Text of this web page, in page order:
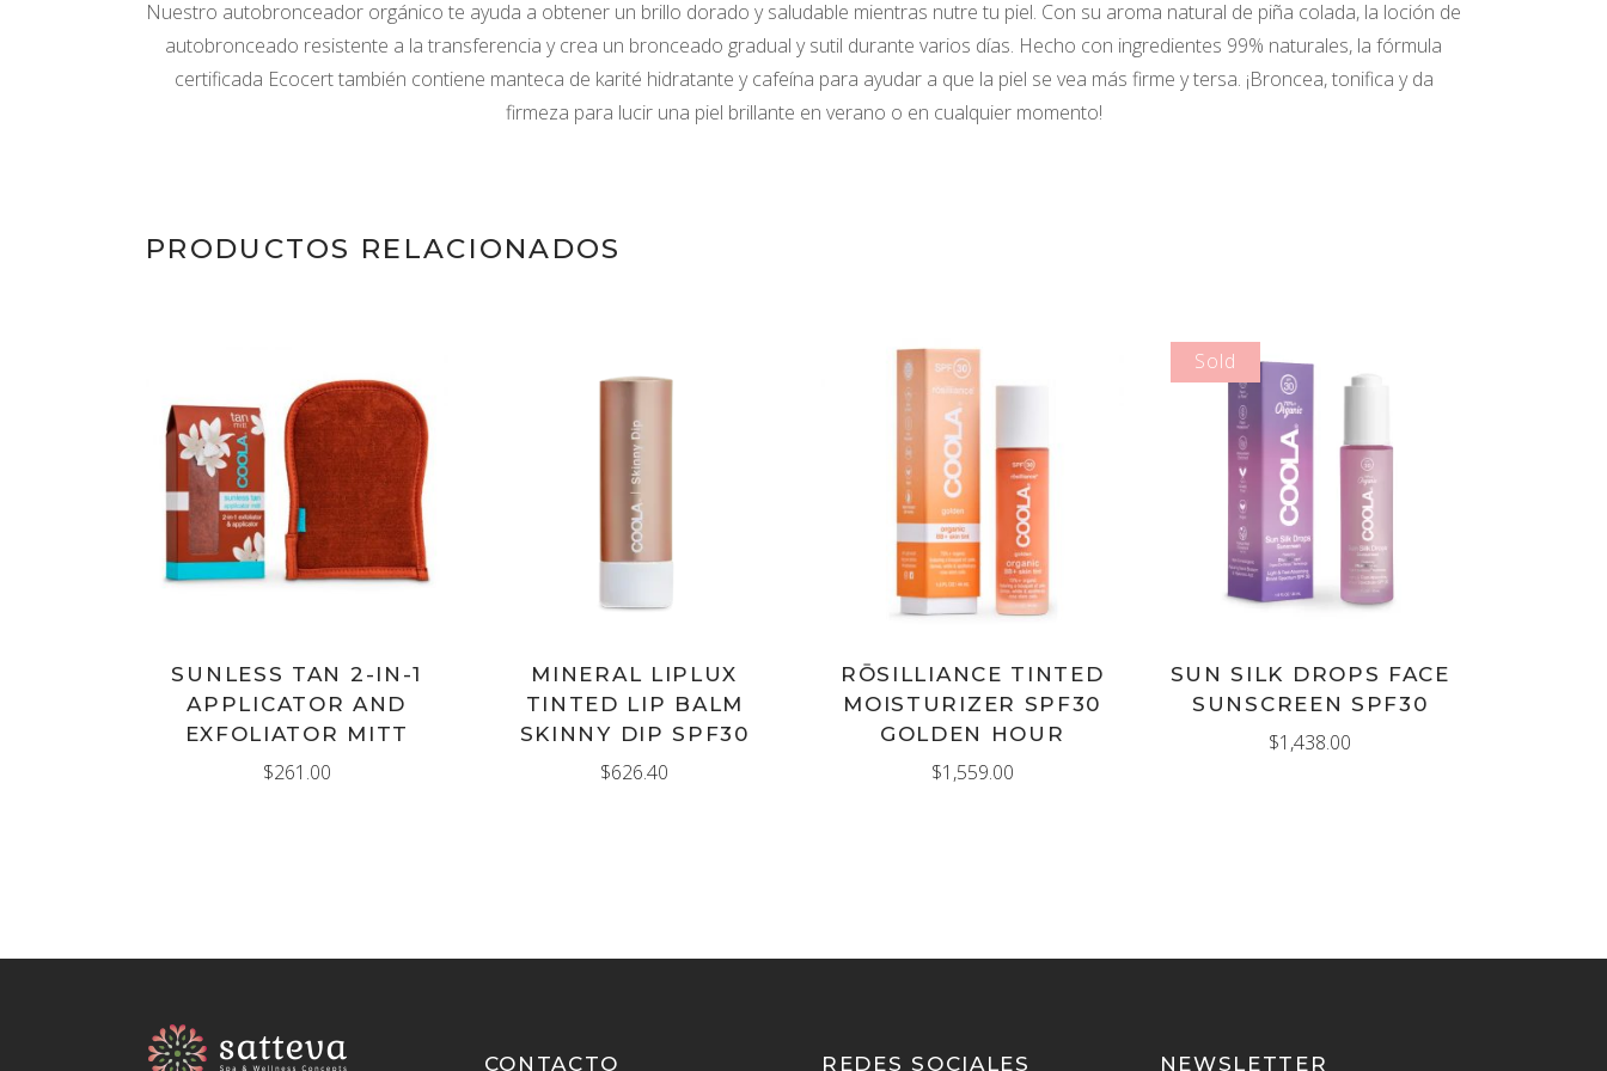
Nuestro autobronceador orgánico te ayuda a obtener un brillo dorado y saludable mientras nutre tu piel. Con su aroma natural de piña colada, la loción de
autobronceado resistente a la transferencia y crea un bronceado gradual y sutil durante varios días. Hecho con ingredientes 99% naturales, la fórmula
certificada Ecocert también contiene manteca de karité hidratante y cafeína para ayudar a que la piel se vea más firme y tersa. ¡Broncea, tonifica y da
firmeza para lucir una piel brillante en verano o en cualquier momento!
PRODUCTOS RELACIONADOS
AÑADIR AL
CARRITO
SUNLESS TAN 2-IN-1
APPLICATOR AND
EXFOLIATOR MITT
$261.00
AÑADIR AL
CARRITO
MINERAL LIPLUX
TINTED LIP BALM
SKINNY DIP SPF30
$626.40
AÑADIR AL
CARRITO
RŌSILLIANCE TINTED
MOISTURIZER SPF30
GOLDEN HOUR
$1,559.00
Sold
LEER MÁS
SUN SILK DROPS FACE
SUNSCREEN SPF30
$1,438.00
CONTACTO REDES SOCIALES NEWSLETTER